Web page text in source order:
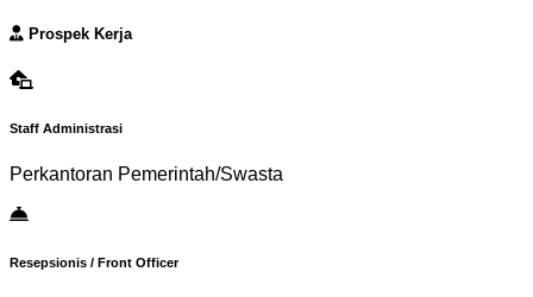
Prospek Kerja
Staff Administrasi
Perkantoran Pemerintah/Swasta
Resepsionis / Front Officer